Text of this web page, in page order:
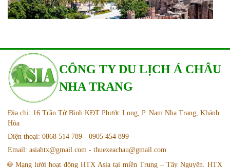
CÔNG TY DU LỊCH Á CHÂU
NHA TRANG
Địa chỉ: 16 Trần Tử Bình KĐT Phước Long, P. Nam Nha Trang, Khánh
Hòa
Điện thoại: 0868 514 789 - 0905 454 899
Email: asiahtx@gmail.com - thuexeachau@gmail.com
🌐 Mạng lưới hoạt động HTX Asia tại miền Trung – Tây Nguyên. HTX